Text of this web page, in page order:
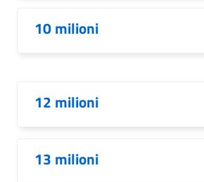
10 milioni
12 milioni
13 milioni